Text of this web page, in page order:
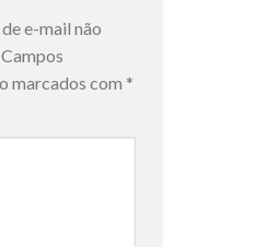
e-mail não
Campos
marcados com *